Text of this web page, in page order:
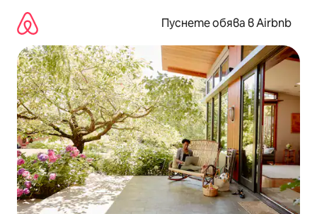
съдържанието
Пуснете обява в Airbnb